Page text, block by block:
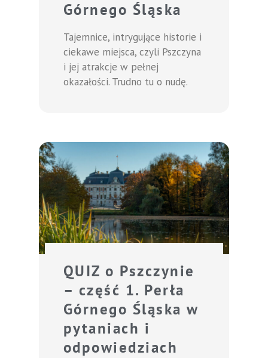
Górnego Śląska
Tajemnice, intrygujące historie i
ciekawe miejsca, czyli Pszczyna
i jej atrakcje w pełnej
okazałości. Trudno tu o nudę.
QUIZ o Pszczynie
– część 1. Perła
Górnego Śląska w
pytaniach i
odpowiedziach